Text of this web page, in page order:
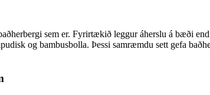
sem er. Fyrirtækið leggur áherslu á bæði
og bambusbolla. Þessi samræmdu sett gefa